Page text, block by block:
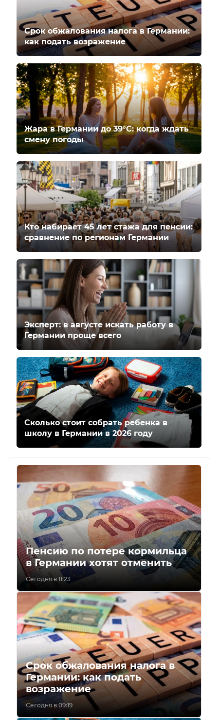
Срок обжалования налога в Германии:
как подать возражение
Жара в Германии до 39°C: когда ждать
смену погоды
Кто набирает 45 лет стажа для пенсии:
сравнение по регионам Германии
Эксперт: в августе искать работу в
Германии проще всего
Сколько стоит собрать ребенка в
школу в Германии в 2026 году
Пенсию по потере кормильца
в Германии хотят отменить
Сегодня в 11:23
Срок обжалования налога в
Германии: как подать
возражение
Сегодня в 09:19